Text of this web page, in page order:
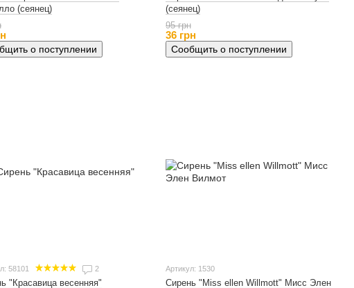
(сеянец)
о поступлении
(сеянец)
95 грн
36 грн
Сообщить о поступлении
58101 2
"Красавица весенняя"
Артикул: 1530
Сирень "Miss ellen Willmott" Мисс Элен